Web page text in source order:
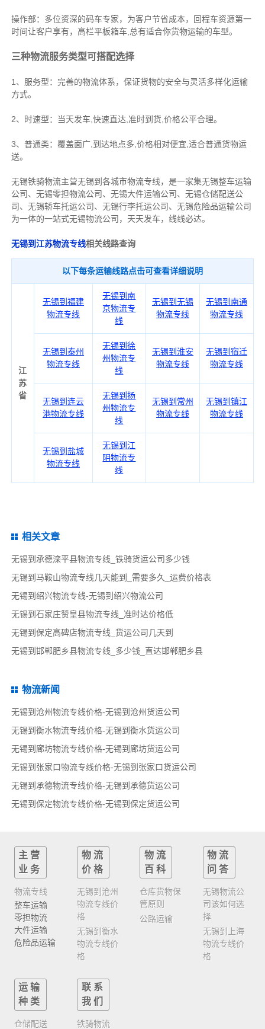
操作部：多位资深的码车专家，为客户节省成本，回程车资源第一
时间让客户享有，高栏平板箱车,总有适合你货物运输的车型。
三种物流服务类型可搭配选择
1、服务型：完善的物流体系，保证货物的安全与灵活多样化运输
方式。
2、时速型：当天发车,快速直达,准时到货,价格公平合理。
3、普通类：覆盖面广,到达地点多,价格相对便宜,适合普通货物运
送。
无锡铁骑物流主营无锡到各城市物流专线，是一家集无锡整车运输
公司、 无锡零担物流公司、 无锡大件运输公司、 无锡仓储配送公
司、 无锡轿车托运公司、 无锡行李托运公司、 无锡危险品运输公司
为一体的一站式无锡物流公司 ，天天发车，线线必达。
无锡到江苏物流专线相关线路查询
以下每条运输线路点击可查看详细说明
江
苏
省
无锡到福建
物流专线
无锡到南
京物流专
线
无锡到无锡
物流专线
无锡到南通
物流专线
无锡到泰州
物流专线
无锡到徐
州物流专
线
无锡到淮安
物流专线
无锡到宿迁
物流专线
无锡到连云
港物流专线
无锡到扬
州物流专
线
无锡到常州
物流专线
无锡到镇江
物流专线
无锡到盐城
物流专线
无锡到江
阴物流专
线
相关文章
无锡到承德滦平县物流专线_铁骑货运公司多少钱
无锡到马鞍山物流专线几天能到_需要多久_运费价格表
无锡到绍兴物流专线-无锡到绍兴物流公司
无锡到石家庄赞皇县物流专线_准时达价格低
无锡到保定高碑店物流专线_货运公司几天到
无锡到邯郸肥乡县物流专线_多少钱_直达邯郸肥乡县
物流新闻
无锡到沧州物流专线价格-无锡到沧州货运公司
无锡到衡水物流专线价格-无锡到衡水货运公司
无锡到廊坊物流专线价格-无锡到廊坊货运公司
无锡到张家口物流专线价格-无锡到张家口货运公司
无锡到承德物流专线价格-无锡到承德货运公司
无锡到保定物流专线价格-无锡到保定货运公司
主营
业务
物流专线
整车运输
零担物流
大件运输
危险品运输
物流
价格
无锡到沧州
物流专线价
格
无锡到衡水
物流专线价
格
物流
百科
仓库货物保
管原则
公路运输
物流
问答
无锡物流公
司该如何选
择
无锡到上海
物流专线价
格
运输
种类
仓储配送
联系
我们
铁骑物流